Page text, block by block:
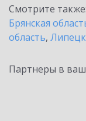
Смотрите также:
Брянская
область,
Партнеры в